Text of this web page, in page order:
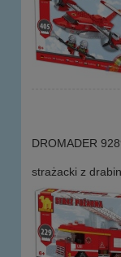
DROMADER
strażacki z